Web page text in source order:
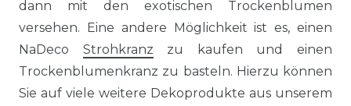
dann mit den exotischen Trockenblumen
versehen. Eine andere Möglichkeit ist es, einen
NaDeco Strohkranz zu kaufen und einen
Trockenblumenkranz zu basteln. Hierzu können
Sie auf viele weitere Dekoprodukte aus unserem